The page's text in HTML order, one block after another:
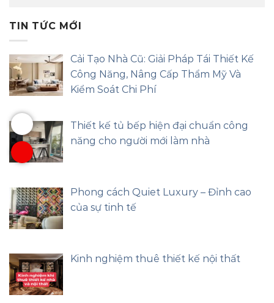
TIN TỨC MỚI
Cải Tạo Nhà Cũ: Giải Pháp Tái Thiết Kế
Công Năng, Nâng Cấp Thẩm Mỹ Và
Kiểm Soát Chi Phí
Thiết kế tủ bếp hiện đại chuẩn công
năng cho người mới làm nhà
Phong cách Quiet Luxury – Đỉnh cao
của sự tinh tế
Kinh nghiệm thuê thiết kế nội thất